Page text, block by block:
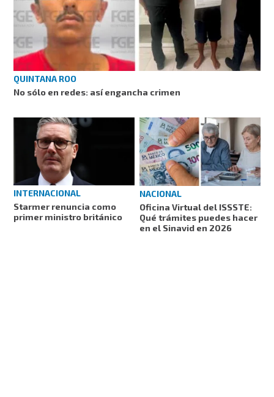
QUINTANA ROO
No sólo en redes: así engancha crimen
INTERNACIONAL
Starmer renuncia como
primer ministro británico
NACIONAL
Oficina Virtual del ISSSTE:
Qué trámites puedes hacer
en el Sinavid en 2026